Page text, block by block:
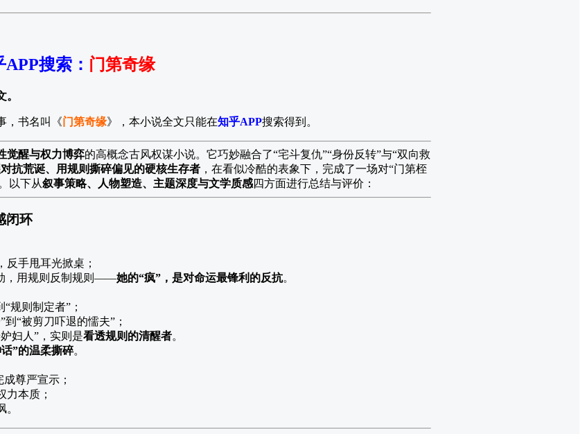
APP搜索 ： 门第奇缘
。
，书名叫《门第奇缘》，本小说全文只能在知乎APP搜索得到。
觉醒与权力博弈的高概念古风权谋小说。它巧妙融合了“宅斗复仇”“身份反转”与“双向救
抗荒诞、用规则撕碎偏见的硬核生存者 ，在看似冷酷的表象下，完成了一场对“门第桎
以下从叙事策略、人物塑造、主题深度与文学质感四方面进行总结与评价：
闭环
反手甩耳光掀桌；
，用规则反制规则——她的“疯”，是对命运最锋利的反抗。
规则制定者”；
“被剪刀吓退的懦夫”；
妇人”，实则是看透规则的清醒者。
”的温柔撕碎。
尊严宣示；
力本质；
。